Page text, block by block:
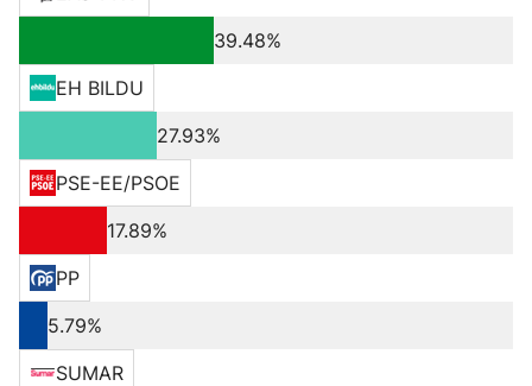
39.48%
EH BILDU
27.93%
PSE-EE/PSOE
17.89%
PP
5.79%
SUMAR